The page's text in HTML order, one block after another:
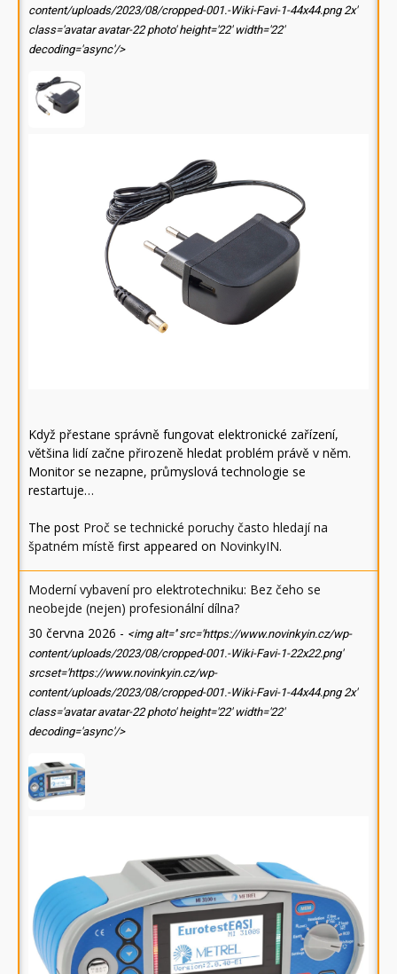
content/uploads/2023/08/cropped-001.-Wiki-Favi-1-44x44.png 2x'
class='avatar avatar-22 photo' height='22' width='22'
decoding='async'/>
Když přestane správně fungovat elektronické zařízení,
většina lidí začne přirozeně hledat problém právě v něm.
Monitor se nezapne, průmyslová technologie se
restartuje…
The post Proč se technické poruchy často hledají na
špatném místě first appeared on NovinkyIN.
Moderní vybavení pro elektrotechniku: Bez čeho se
neobejde (nejen) profesionální dílna?
30 června 2026 - <img alt='' src='https://www.novinkyin.cz/wp-
content/uploads/2023/08/cropped-001.-Wiki-Favi-1-22x22.png'
srcset='https://www.novinkyin.cz/wp-
content/uploads/2023/08/cropped-001.-Wiki-Favi-1-44x44.png 2x'
class='avatar avatar-22 photo' height='22' width='22'
decoding='async'/>